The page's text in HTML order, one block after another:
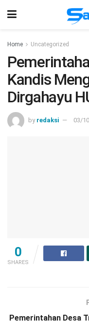
Home Uncategorized
Kandis
Dirgahayu
by redaksi 03/
0
SHARES
Pemerintahan Desa